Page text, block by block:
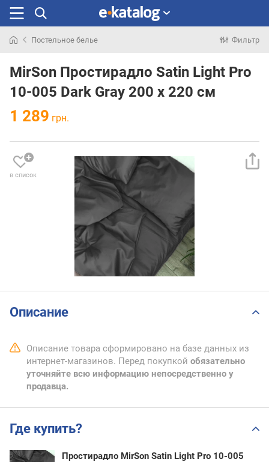
раньше
Постельное белье Фильтр
MirSon Простирадло Satin Light Pro
10-005 Dark Gray 200 х 220 см
1 289 грн.
в список
Описание
Описание товара сформировано на базе данных из
интернет-магазинов. Перед покупкой обязательно
уточняйте всю информацию непосредственно у
продавца.
Где купить?
Простирадло MirSon Satin Light Pro 10-005